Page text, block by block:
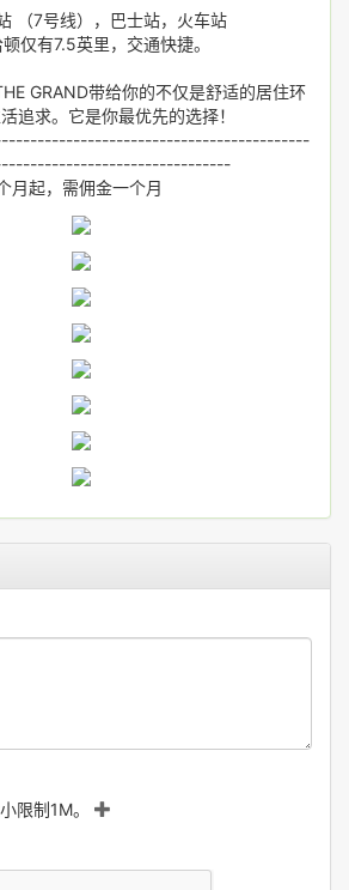
（7号线），巴士站，火车站
仅有7.5英里，交通快捷。
GRAND带给你的不仅是舒适的居住环
追求。它是你最优先的选择！
月起，需佣金一个月
限制1M。